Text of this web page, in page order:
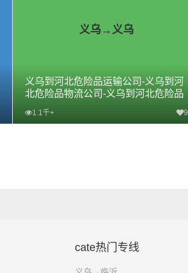
义乌→义乌
义乌到河北危险品运输公司-义乌到河
北危险品物流公司-义乌到河北危险品
1.1千+ 9
cate热门专线